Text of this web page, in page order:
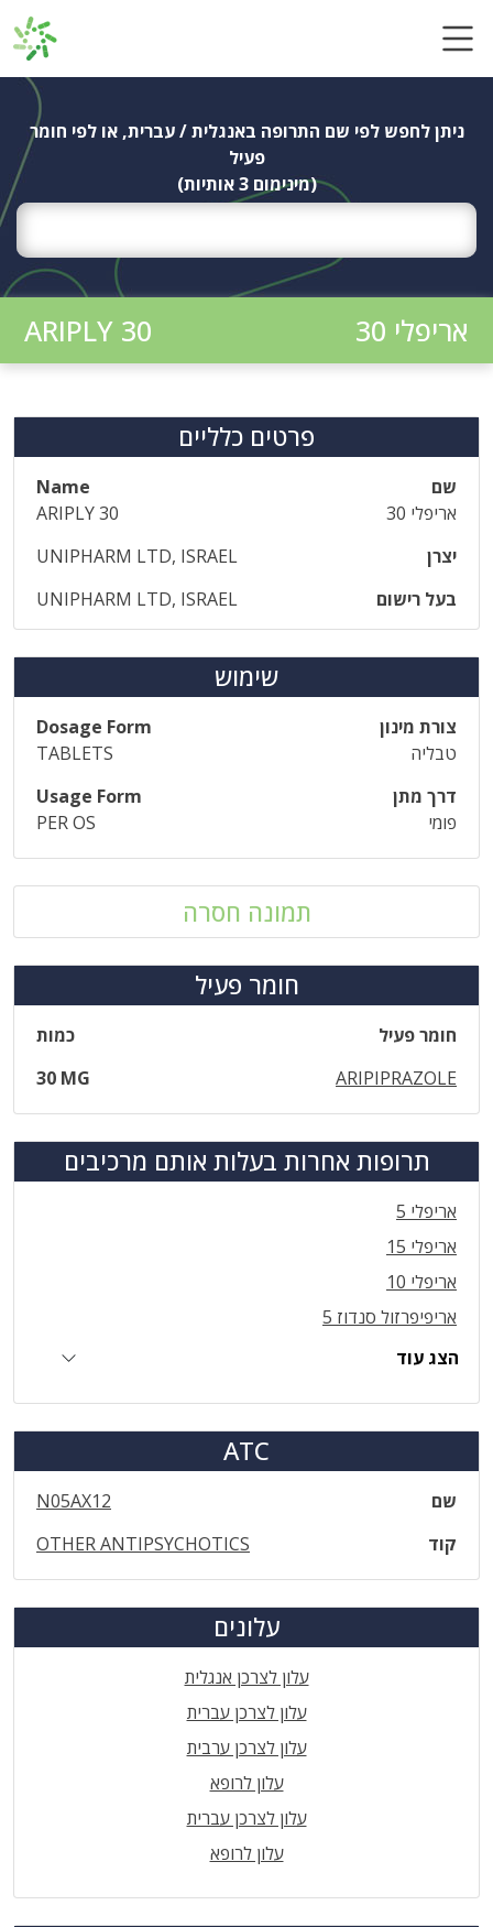
ניתן לחפש לפי שם התרופה באנגלית / עברית, או לפי חומר
פעיל
(מינימום 3 אותיות)
אריפלי 30 ARIPLY 30
פרטים כלליים
שם
Name
אריפלי 30
ARIPLY 30
יצרן
UNIPHARM LTD, ISRAEL
בעל רישום
UNIPHARM LTD, ISRAEL
שימוש
צורת מינון
Dosage Form
טבליה
TABLETS
דרך מתן
Usage Form
פומי
PER OS
תמונה חסרה
חומר פעיל
חומר פעיל
כמות
ARIPIPRAZOLE
30 MG
תרופות אחרות בעלות אותם מרכיבים
אריפלי 5
אריפלי 15
אריפלי 10
אריפיפרזול סנדוז 5
הצג עוד
ATC
שם
N05AX12
קוד
OTHER ANTIPSYCHOTICS
עלונים
עלון לצרכן אנגלית
עלון לצרכן עברית
עלון לצרכן ערבית
עלון לרופא
עלון לצרכן עברית
עלון לרופא